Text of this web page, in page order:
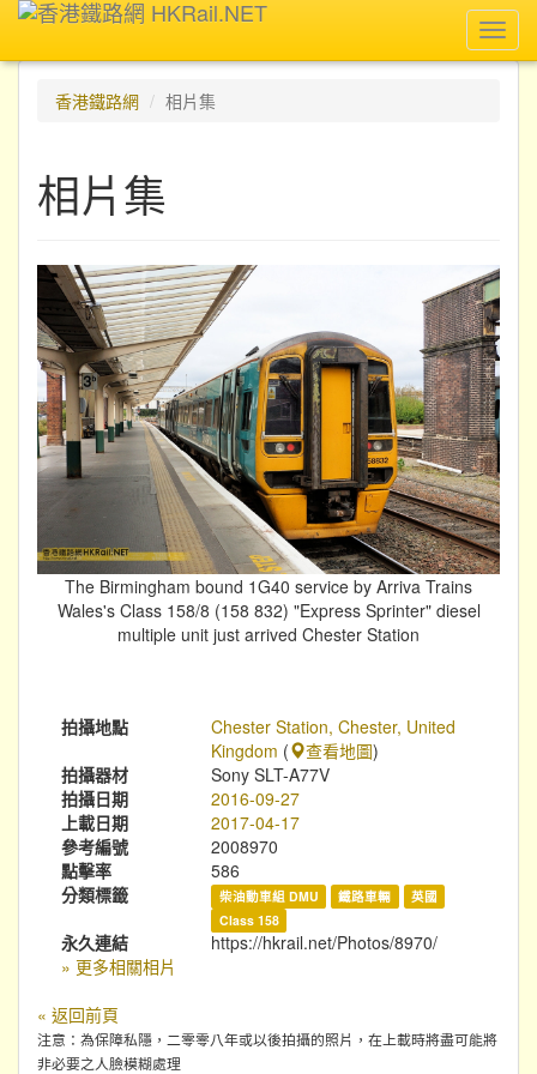
香港鐵路網
相片集
相片集
The Birmingham bound 1G40 service by Arriva Trains
Wales's Class 158/8 (158 832) "Express Sprinter" diesel
multiple unit just arrived Chester Station
拍攝地點
Chester Station, Chester, United
Kingdom ( 查看地圖)
拍攝器材
Sony SLT-A77V
拍攝日期
2016-09-27
上載日期
2017-04-17
參考編號
2008970
點擊率
586
分類標籤
柴油動車組 DMU 鐵路車輛
英國
Class 158
永久連結
https://hkrail.net/Photos/8970/
» 更多相關相片
« 返回前頁
注意：為保障私隱，二零零八年或以後拍攝的照片，在上載時將盡可能將
非必要之人臉模糊處理